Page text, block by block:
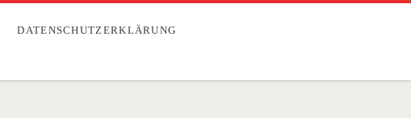
DATENSCHUTZERKLÄRUNG